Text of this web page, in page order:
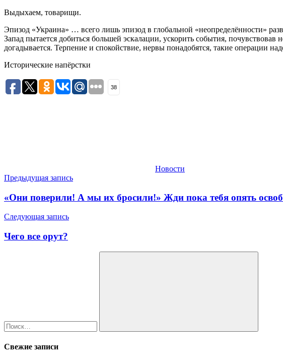
Выдыхаем, товарищи.
Эпизод «Украина» … всего лишь эпизод в глобальной «неопределённости»
Запад пытается добиться большей эскалации, ускорить события,
догадывается. Терпение и спокойствие, нервы понадобятся, такие операции
Исторические напёрстки
38
Новости
Навигация
по
Предыдущая запись
«Они поверили! А мы их бросили!» Жди пока тебя опять
Следующая запись
Чего все орут?
Поиск
Свежие записи